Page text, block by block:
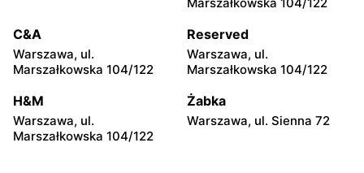
Hyżne, ul. Hyżne 100 Jarosław, ul. Pełkińska 147
moje sklepy moje sklepy
C&A
Warszawa, ul.
Marszałkowska 104/122
Reserved
Warszawa, ul.
Marszałkowska 104/122
H&M
Warszawa, ul.
Marszałkowska 104/122
Żabka
Warszawa, ul. Sienna 72